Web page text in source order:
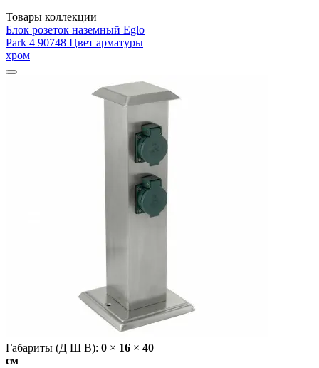
Товары коллекции
Блок розеток наземный Eglo
Park 4 90748 Цвет арматуры
хром
Габариты (Д Ш В): 0 × 16 × 40
cм